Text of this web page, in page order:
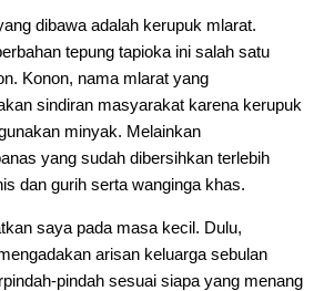
dibawa adalah kerupuk mlarat.
tepung tapioka ini salah satu
Konon, nama mlarat yang
sindiran masyarakat karena kerupuk
minyak. Melainkan
yang sudah dibersihkan terlebih
dan gurih serta wanginga khas.
saya pada masa kecil. Dulu,
arisan keluarga sebulan
pindah sesuai siapa yang menang